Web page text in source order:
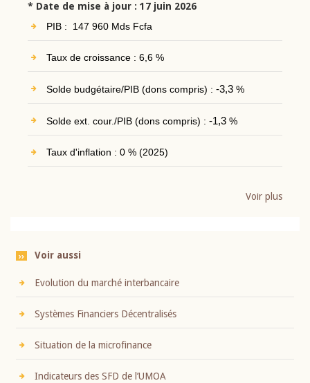
* Date de mise à jour : 17 juin 2026
PIB : 147 960 Mds Fcfa
Taux de croissance : 6,6 %
Solde budgétaire/PIB (dons compris) : -3,3%
Solde ext. cour./PIB (dons compris) : -1,3%
Taux d'inflation : 0 % (2025)
Voir plus
Voir aussi
Evolution du marché interbancaire
Systèmes Financiers Décentralisés
Situation de la microfinance
Indicateurs des SFD de l’UMOA